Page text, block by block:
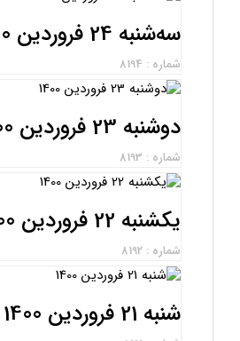
سه‌شنبه 24 فروردین 1400
شماره : 8194
دوشنبه 23 فروردین 1400
شماره : 8193
یکشنبه 22 فروردین 1400
شماره : 8192
شنبه 21 فروردین 1400